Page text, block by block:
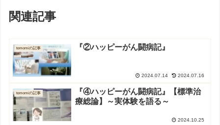
関連記事
tomomiの記事 『②ハッピーがん闘病記』
2024.07.14 2024.07.16
tomomiの記事
『④ハッピーがん闘病記』【標準治
療総論】～実体験を語る～
2024.10.25